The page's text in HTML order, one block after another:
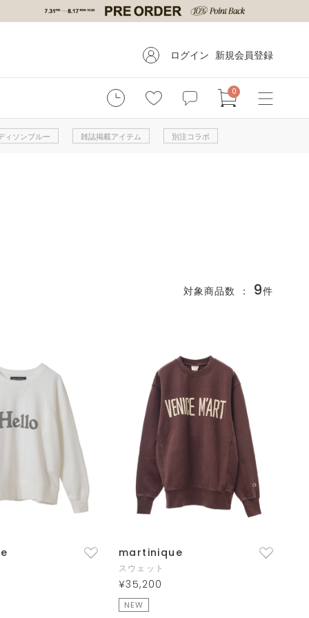
ログイン 新規会員登録
0
ィソンブルー 雑誌掲載アイテム 別注コラボ
対象商品数 ： 9件
martinique
スウェット
¥35,200
NEW